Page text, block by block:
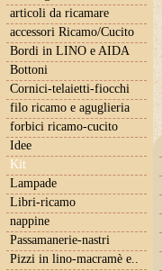
articoli da ricamare
accessori Ricamo/Cucito
Bordi in LINO e AIDA
Bottoni
Cornici-telaietti-fiocchi
filo ricamo e aguglieria
forbici ricamo-cucito
Idee
Kit
Lampade
Libri-ricamo
nappine
Passamanerie-nastri
Pizzi in lino-macramè e..